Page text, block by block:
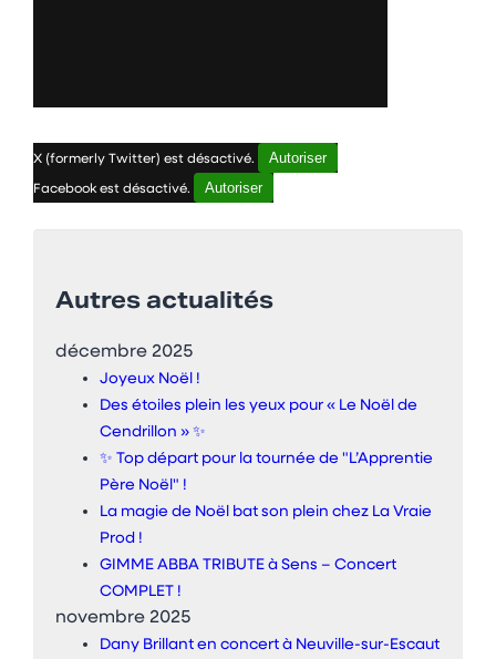
X (formerly Twitter) est désactivé. Autoriser
Facebook est désactivé. Autoriser
Autres actualités
décembre 2025
Joyeux Noël !
Des étoiles plein les yeux pour « Le Noël de
Cendrillon » ✨
✨ Top départ pour la tournée de "L’Apprentie
Père Noël" !
La magie de Noël bat son plein chez La Vraie
Prod !
GIMME ABBA TRIBUTE à Sens – Concert
COMPLET !
novembre 2025
Dany Brillant en concert à Neuville-sur-Escaut